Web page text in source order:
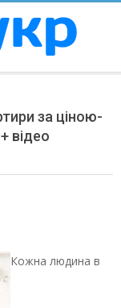
за ціною-
відео
Кожна людина в